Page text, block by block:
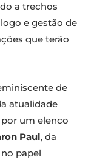
a trechos
e gestão de
que terão
de
atualidade
por um elenco
Paul, da
no papel